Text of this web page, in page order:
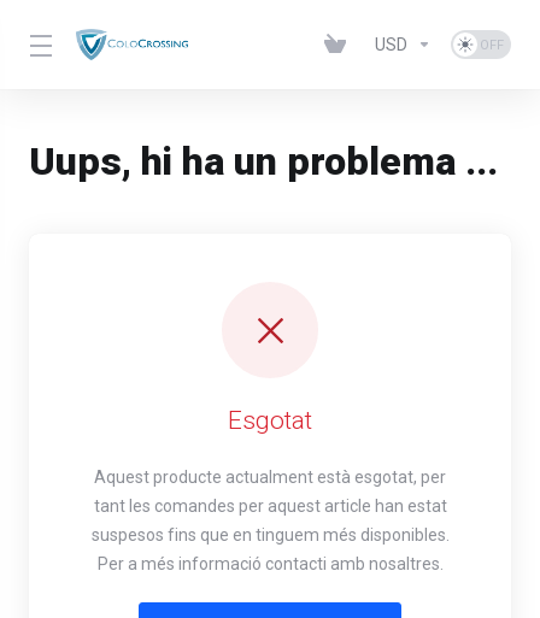
USD
Uups, hi ha un problema ...
Esgotat
Aquest producte actualment està esgotat, per
tant les comandes per aquest article han estat
suspesos fins que en tinguem més disponibles.
Per a més informació contacti amb nosaltres.